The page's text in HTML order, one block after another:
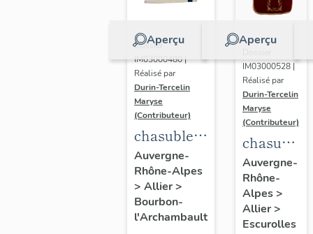
Aperçu
Dossier
IM03000480 |
Réalisé par
Durin-Tercelin
Maryse
(Contributeur)
chasuble,
étole,
ornement
blanc n°2
Auvergne-
Rhône-Alpes
> Allier>
Bourbon-
l'Archambault
Aperçu
IM03000528 |
Réalisé par
Durin-Tercelin
Maryse
(Contributeur)
chasuble,
étole,
manipule,
voile de
calice,
Auvergne-
Rhône-
Alpes>
Allier>
Escurolles